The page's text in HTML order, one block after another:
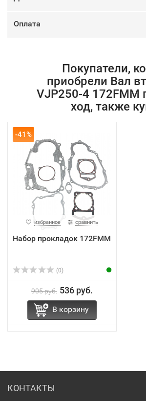
Оплата
Покупатели,
приобрели Вал
VJP250-4 172FMM
ход, также
-41%
избранное сравнить
Набор прокладок 172FMM
(0)
905 руб. 536 руб.
В корзину
КОНТАКТЫ